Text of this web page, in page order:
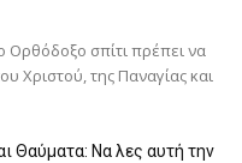
Ορθόδοξο σπίτι πρέπει να
Χριστού, της Παν­αγίας και
Θαύματα: Να λες αυτή την